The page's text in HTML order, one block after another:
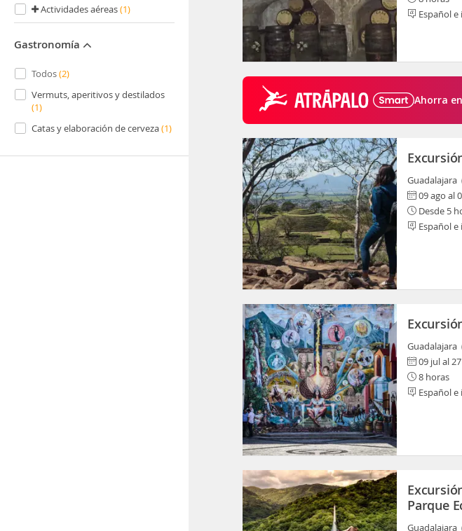
Actividades aéreas(1)
Gastronomía
Todos(2)
Vermuts, aperitivos y destilados
(1)
Catas y elaboración de cerveza(1)
Español e
Ahorra
Guadalajara
09 ago al
Desde 5
Español e
Guadalajara
09 jul al
8 horas
Español e
Parque
Guadalajara